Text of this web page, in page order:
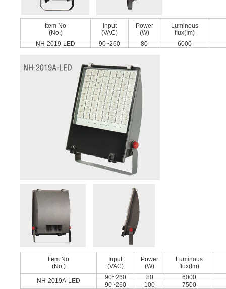
Item No
(No.)
Input
(VAC)
Power
(W)
Luminous
ﬂux(Im)
NH-2019-LED
90~260 80 6000
Item No
(No.)
Input
(VAC)
Power
(W)
Luminous
ﬂux(Im)
NH-2019A-LED 90~260 80
6000
90~260
100 7500